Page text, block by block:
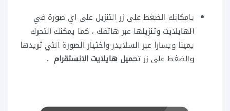
بامكانك الضغط على زر التنزيل على اي صورة في
الهايلايت وتنزيلها عبر هاتفك ، كما يمكنك التحرك
يمينا ويسارا عبر السلايدر واختيار الصورة التي تريدها
والضغط على زر تحميل هايلايت الانستقرام .